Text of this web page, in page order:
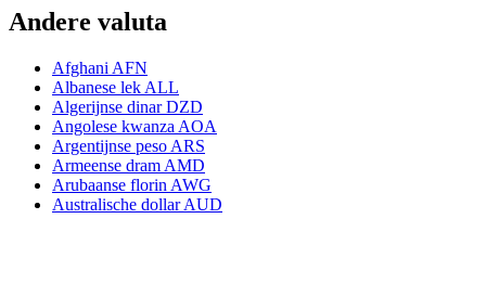
Andere valuta
Afghani AFN
Albanese lek ALL
Algerijnse dinar DZD
Angolese kwanza AOA
Argentijnse peso ARS
Armeense dram AMD
Arubaanse florin AWG
Australische dollar AUD